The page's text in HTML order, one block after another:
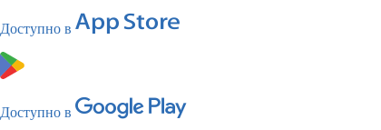
Доступно в
Доступно в